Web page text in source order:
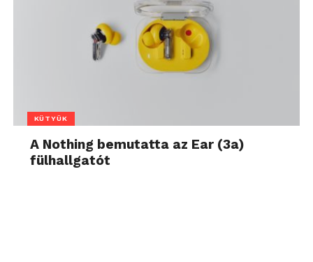
KÜTYÜK
A Nothing bemutatta az Ear (3a)
fülhallgatót